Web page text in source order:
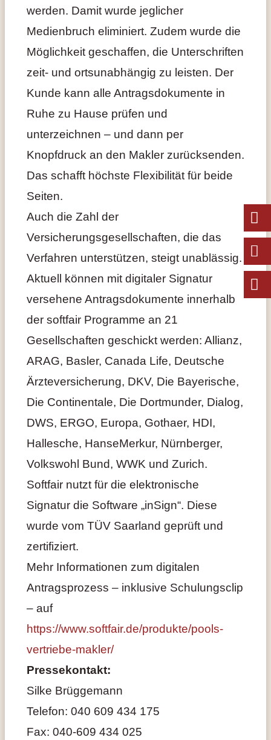
werden. Damit wurde jeglicher
Medienbruch eliminiert. Zudem wurde die
Möglichkeit geschaffen, die Unterschriften
zeit- und ortsunabhängig zu leisten. Der
Kunde kann alle Antragsdokumente in
Ruhe zu Hause prüfen und
unterzeichnen – und dann per
Knopfdruck an den Makler zurücksenden.
Das schafft höchste Flexibilität für beide
Seiten.
Auch die Zahl der
Versicherungsgesellschaften, die das
Verfahren unterstützen, steigt unablässig.
Aktuell können mit digitaler Signatur
versehene Antragsdokumente innerhalb
der softfair Programme an 21
Gesellschaften geschickt werden: Allianz,
ARAG, Basler, Canada Life, Deutsche
Ärzteversicherung, DKV, Die Bayerische,
Die Continentale, Die Dortmunder, Dialog,
DWS, ERGO, Europa, Gothaer, HDI,
Hallesche, HanseMerkur, Nürnberger,
Volkswohl Bund, WWK und Zurich.
Softfair nutzt für die elektronische
Signatur die Software „inSign“. Diese
wurde vom TÜV Saarland geprüft und
zertifiziert.
Mehr Informationen zum digitalen
Antragsprozess – inklusive Schulungsclip
– auf
https://www.softfair.de/produkte/pools-
vertriebe-makler/
Pressekontakt:
Silke Brüggemann
Telefon: 040 609 434 175
Fax: 040-609 434 025